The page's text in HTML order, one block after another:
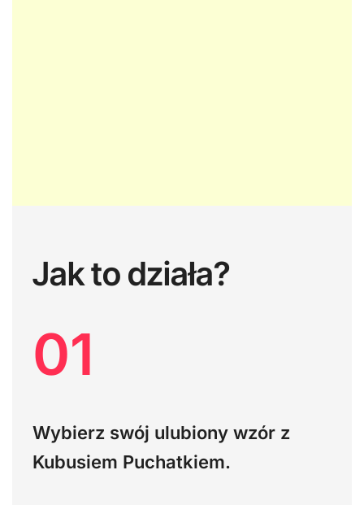
Jak to działa?
01
Wybierz swój ulubiony wzór z
Kubusiem Puchatkiem.